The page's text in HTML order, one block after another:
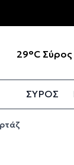
περιεχόμενο
29°C Σύρος
ΣΥΡΟΣ